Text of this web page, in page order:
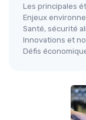
Les principales
Enjeux
Santé, sécurité
Innovations et
Défis